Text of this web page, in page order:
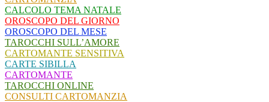
CALCOLO TEMA NATALE
OROSCOPO DEL GIORNO
OROSCOPO DEL MESE
TAROCCHI SULL’AMORE
CARTOMANTE SENSITIVA
CARTE SIBILLA
CARTOMANTE
TAROCCHI ONLINE
CONSULTI CARTOMANZIA